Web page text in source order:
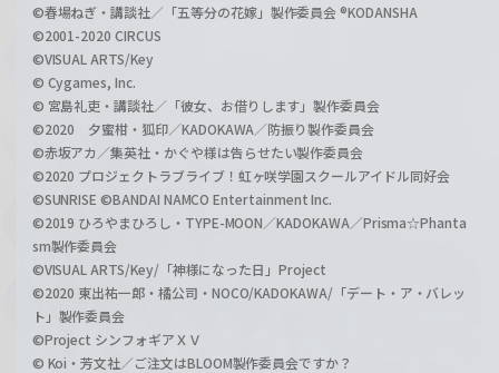
©春場ねぎ・講談社／「五等分の花嫁」製作委員会 ®KODANSHA
©2001-2020 CIRCUS
©VISUAL ARTS/Key
© Cygames, Inc.
© 宮島礼吏・講談社／「彼女、お借りします」製作委員会
©2020 夕蜜柑・狐印／KADOKAWA／防振り製作委員会
©赤坂アカ／集英社・かぐや様は告らせたい製作委員会
©2020 プロジェクトラブライブ！虹ヶ咲学園スクールアイドル同好会
©SUNRISE ©BANDAI NAMCO Entertainment Inc.
©2019 ひろやまひろし・TYPE-MOON／KADOKAWA／Prisma☆Phanta
sm製作委員会
©VISUAL ARTS/Key/「神様になった日」Project
©2020 東出祐一郎・橘公司・NOCO/KADOKAWA/「デート・ア・バレッ
ト」製作委員会
©Project シンフォギアＸＶ
© Koi・芳文社／ご注文はBLOOM製作委員会ですか？